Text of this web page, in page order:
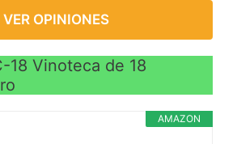
VER OPINIONES
18 Vinoteca de 18
AMAZON